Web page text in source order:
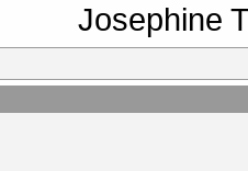
Josephine